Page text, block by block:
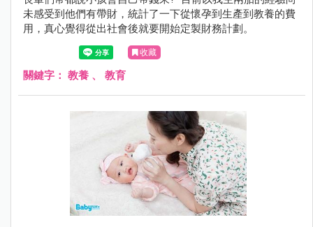
未感受到他們有帶財，統計了一下從懷孕到生產到教養的費
用，真心覺得從出社會後就要開始定製財務計劃。
收藏
關鍵字： 教養 、 教育